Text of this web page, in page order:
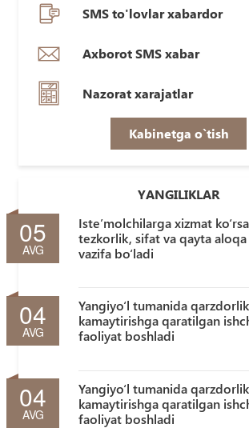
SMS to'lovlar xabardor
Axborot SMS xabar
Nazorat xarajatlar
Kabinetga o`tish
YANGILIKLAR
05
AVG
Iste’molchilarga xizmat
tezkorlik, sifat va qayta
vazifa bo‘ladi
04
AVG
Yangiyo‘l tumanida
kamaytirishga qaratilgan
faoliyat boshladi
04
AVG
Yangiyo‘l tumanida
kamaytirishga qaratilgan
faoliyat boshladi